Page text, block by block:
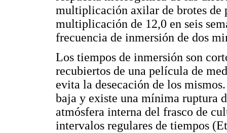
multiplicación axilar de brotes de
multiplicación de 12,0 en seis
frecuencia de inmersión de dos
Los tiempos de inmersión son
recubiertos de una película de
evita la desecación de los
baja y existe una mínima ruptura
atmósfera interna del frasco de
intervalos regulares de tiempos